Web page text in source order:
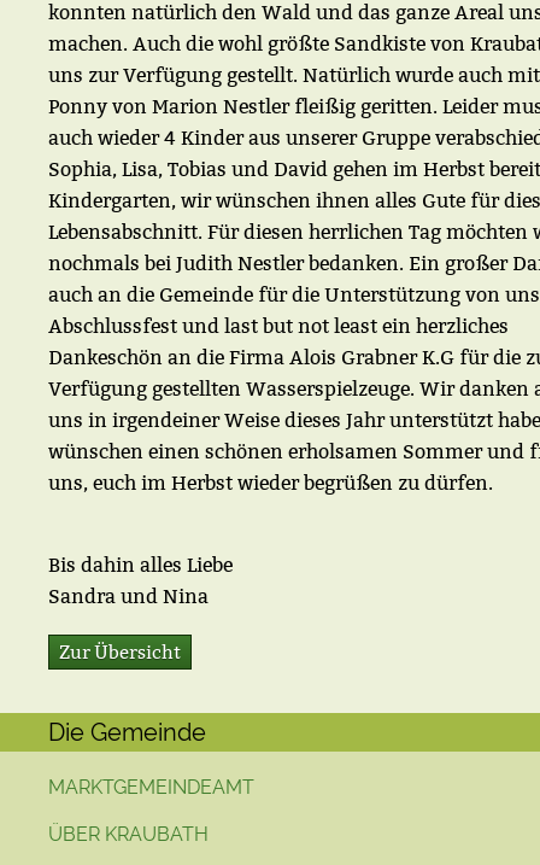
konnten natürlich den Wald und das ganze Areal
machen. Auch die wohl größte Sandkiste von
uns zur Verfügung gestellt. Natürlich wurde auch
Ponny von Marion Nestler fleißig geritten. Leider
auch wieder 4 Kinder aus unserer Gruppe
Sophia, Lisa, Tobias und David gehen im Herbst
Kindergarten, wir wünschen ihnen alles Gute für
Lebensabschnitt. Für diesen herrlichen Tag möchten
nochmals bei Judith Nestler bedanken. Ein großer
auch an die Gemeinde für die Unterstützung von
Abschlussfest und last but not least ein herzliches
Dankeschön an die Firma Alois Grabner K.G für die
Verfügung gestellten Wasserspielzeuge. Wir danken
uns in irgendeiner Weise dieses Jahr unterstützt
wünschen einen schönen erholsamen Sommer und
uns, euch im Herbst wieder begrüßen zu dürfen.
Bis dahin alles Liebe
Sandra und Nina
Zur Übersicht
Die Gemeinde
MARKTGEMEINDEAMT
ÜBER KRAUBATH